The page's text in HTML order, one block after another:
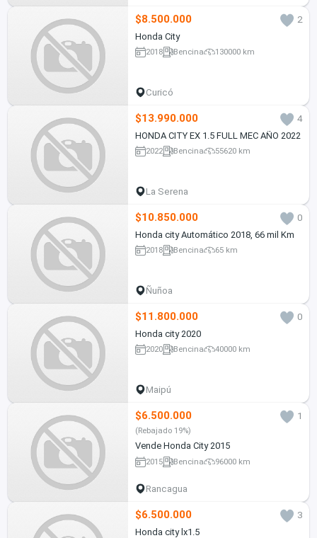
$8.500.000
2
Honda City
2018 Bencina 130000 km
Curicó
$13.990.000
4
HONDA CITY EX 1.5 FULL MEC AÑO 2022
2022 Bencina 55620 km
La Serena
$10.850.000
0
Honda city Automático 2018, 66 mil Km
2018 Bencina 65 km
Ñuñoa
$11.800.000
0
Honda city 2020
2020 Bencina 40000 km
Maipú
$6.500.000 1
(Rebajado 19%)
Vende Honda City 2015
2015 Bencina 96000 km
Rancagua
$6.500.000
3
Honda city lx1.5